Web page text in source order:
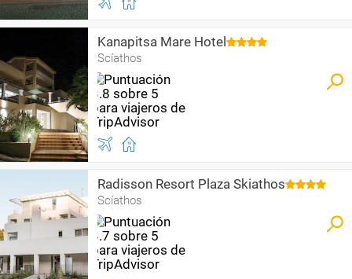
Kanapitsa Mare Hotel
Scíathos
Radisson Resort Plaza Skiathos
Scíathos